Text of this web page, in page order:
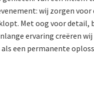
wij zorgen voor
Met oog voor detail,
ervaring creëren
een permanente